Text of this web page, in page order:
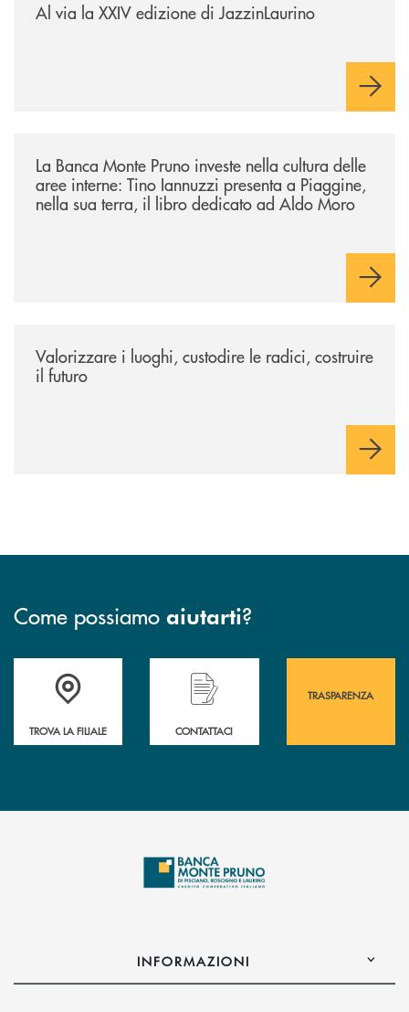
Al via la XXIV edizione di JazzinLaurino
La Banca Monte Pruno investe nella cultura delle
aree interne: Tino Iannuzzi presenta a Piaggine,
nella sua terra, il libro dedicato ad Aldo Moro
Valorizzare i luoghi, custodire le radici, costruire
il futuro
Come possiamo aiutarti?
Accedi all' elenco completo&nbsp; delle&nbsp; filiali&nbsp; di Banca
TROVA LA FILIALE
Hai bisogno di assistenza immediata?
CONTATTACI
TRASPARENZA
INFORMAZIONI